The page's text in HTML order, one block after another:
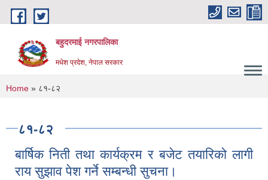
Skip to main content
बहुदरमाई नगरपालिका
मधेश प्रदेश, नेपाल सरकार
You are here
Home » ८१-८२
८१-८२
बार्षिक निती तथा कार्यक्रम र बजेट तयारिको लागी
राय सुझाव पेश गर्ने सम्बन्धी सुचना।